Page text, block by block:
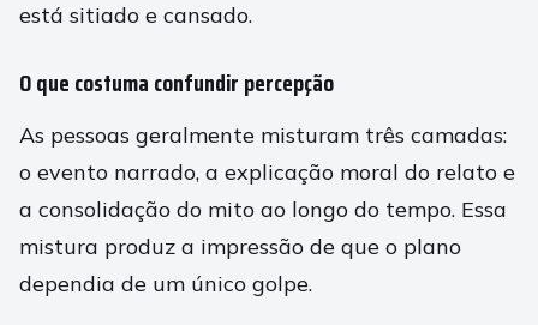
está sitiado e cansado.
O que costuma confundir percepção
As pessoas geralmente misturam três camadas:
o evento narrado, a explicação moral do relato e
a consolidação do mito ao longo do tempo. Essa
mistura produz a impressão de que o plano
dependia de um único golpe.